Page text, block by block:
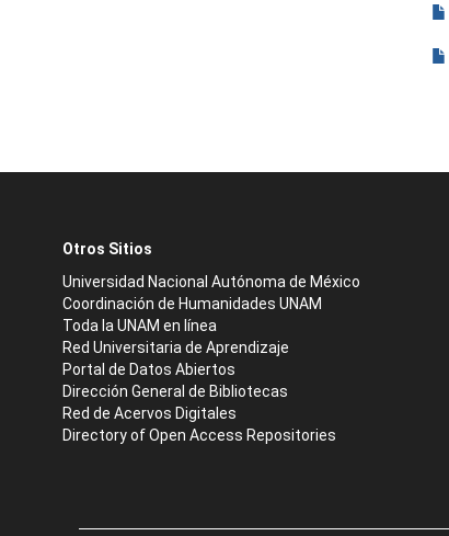
Otros Sitios
Universidad Nacional Autónoma de México
Coordinación de Humanidades UNAM
Toda la UNAM en línea
Red Universitaria de Aprendizaje
Portal de Datos Abiertos
Dirección General de Bibliotecas
Red de Acervos Digitales
Directory of Open Access Repositories